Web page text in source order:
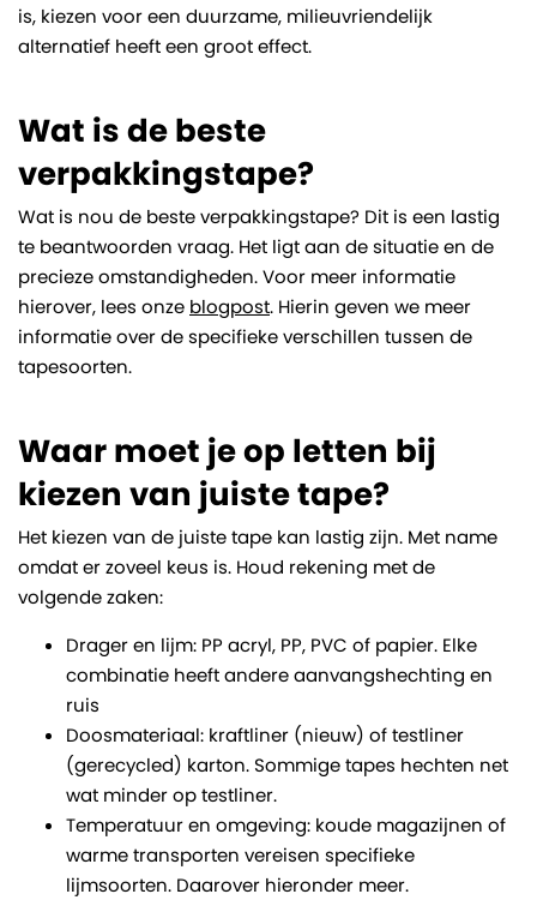
is, kiezen voor een duurzame, milieuvriendelijk
alternatief heeft een groot effect.
Wat is de beste
verpakkingstape?
Wat is nou de beste verpakkingstape? Dit is een lastig
te beantwoorden vraag. Het ligt aan de situatie en de
precieze omstandigheden. Voor meer informatie
hierover, lees onze blogpost. Hierin geven we meer
informatie over de specifieke verschillen tussen de
tapesoorten.
Waar moet je op letten bij
kiezen van juiste tape?
Het kiezen van de juiste tape kan lastig zijn. Met name
omdat er zoveel keus is. Houd rekening met de
volgende zaken:
Drager en lijm: PP acryl, PP, PVC of papier. Elke
combinatie heeft andere aanvangshechting en
ruis
Doosmateriaal: kraftliner (nieuw) of testliner
(gerecycled) karton. Sommige tapes hechten net
wat minder op testliner.
Temperatuur en omgeving: koude magazijnen of
warme transporten vereisen specifieke
lijmsoorten. Daarover hieronder meer.